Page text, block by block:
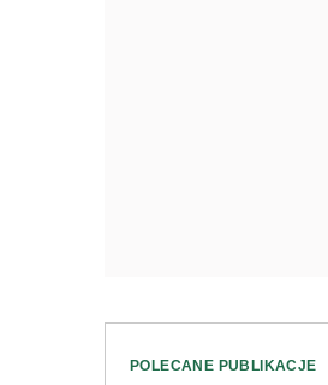
POLECANE PUBLIKACJE